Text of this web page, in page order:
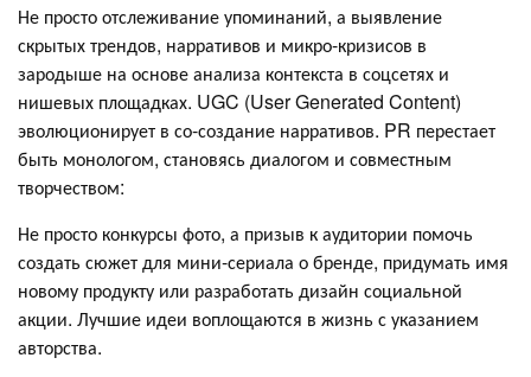
Не просто отслеживание упоминаний, а выявление
скрытых трендов, нарративов и микро-кризисов в
зародыше на основе анализа контекста в соцсетях и
нишевых площадках. UGC (User Generated Content)
эволюционирует в со-создание нарративов. PR перестает
быть монологом, становясь диалогом и совместным
творчеством:
Не просто конкурсы фото, а призыв к аудитории помочь
создать сюжет для мини-сериала о бренде, придумать имя
новому продукту или разработать дизайн социальной
акции. Лучшие идеи воплощаются в жизнь с указанием
авторства.